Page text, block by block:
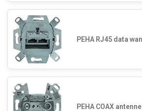
PEHA RJ45 data
PEHA COAX